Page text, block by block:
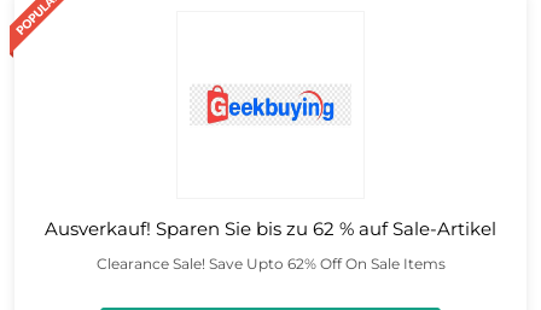
Ausverkauf! Sparen Sie bis zu 62 % auf Sale-Artikel
Clearance Sale! Save Upto 62% Off On Sale Items